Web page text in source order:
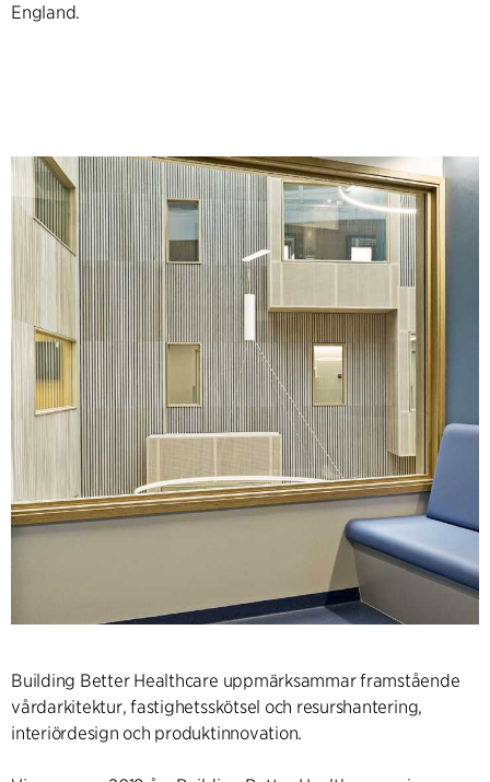
England.
Building Better Healthcare uppmärksammar framstående
vårdarkitektur, fastighetsskötsel och resurshantering,
interiördesign och produktinnovation.